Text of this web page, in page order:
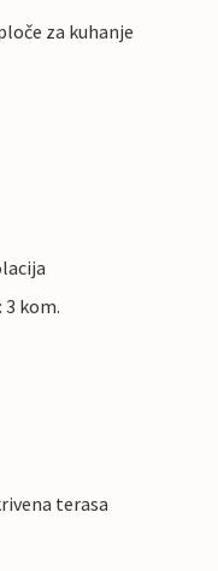
za kuhanje
kom.
terasa